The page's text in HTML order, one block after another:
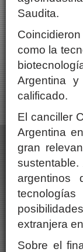
Saudita.
como la
Argentina
calificado.
El canciller
Argentina
gran
argentinos
extranjera
Sobre el